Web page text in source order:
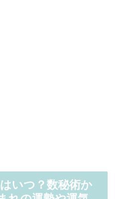
いつ？数秘術か